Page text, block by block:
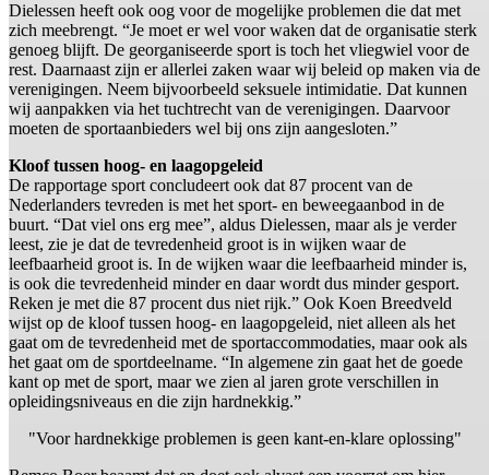
Dielessen heeft ook oog voor de mogelijke problemen die dat met
zich meebrengt. “Je moet er wel voor waken dat de organisatie sterk
genoeg blijft. De georganiseerde sport is toch het vliegwiel voor de
rest. Daarnaast zijn er allerlei zaken waar wij beleid op maken via de
verenigingen. Neem bijvoorbeeld seksuele intimidatie. Dat kunnen
wij aanpakken via het tuchtrecht van de verenigingen. Daarvoor
moeten de sportaanbieders wel bij ons zijn aangesloten.”
Kloof tussen hoog- en laagopgeleid
De rapportage sport concludeert ook dat 87 procent van de
Nederlanders tevreden is met het sport- en beweegaanbod in de
buurt. “Dat viel ons erg mee”, aldus Dielessen, maar als je verder
leest, zie je dat de tevredenheid groot is in wijken waar de
leefbaarheid groot is. In de wijken waar die leefbaarheid minder is,
is ook die tevredenheid minder en daar wordt dus minder gesport.
Reken je met die 87 procent dus niet rijk.” Ook Koen Breedveld
wijst op de kloof tussen hoog- en laagopgeleid, niet alleen als het
gaat om de tevredenheid met de sportaccommodaties, maar ook als
het gaat om de sportdeelname. “In algemene zin gaat het de goede
kant op met de sport, maar we zien al jaren grote verschillen in
opleidingsniveaus en die zijn hardnekkig.”
"Voor hardnekkige problemen is geen kant-en-klare oplossing"